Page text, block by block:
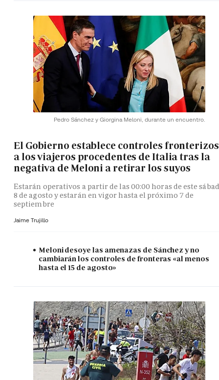
Pedro Sánchez y Giorgina Meloni, durante un encuentro.
El Gobierno establece controles fronterizos
a los viajeros procedentes de Italia tras la
negativa de Meloni a retirar los suyos
Estarán operativos a partir de las 00:00 horas de este
8 de agosto y estarán en vigor hasta el próximo 7 de
septiembre
Jaime Trujillo
Meloni desoye las amenazas de Sánchez y no
cambiarán los controles de fronteras «al menos
hasta el 15 de agosto»